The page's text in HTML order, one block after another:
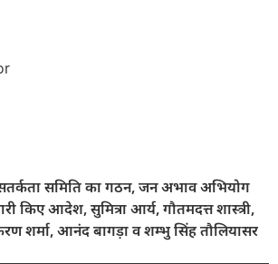
समिति का गठन, जन अभाव अभियोग
किए आदेश, सुमित्रा आर्य, गौतमदत्त शास्त्री,
शर्मा, आनंद बागड़ा व शम्भु सिंह तौलियासर